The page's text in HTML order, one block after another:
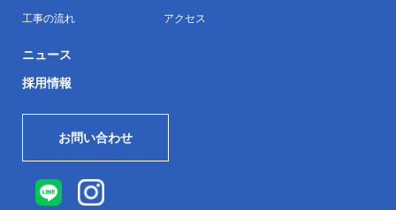
工事の流れ アクセス
ニュース
採用情報
お問い合わせ